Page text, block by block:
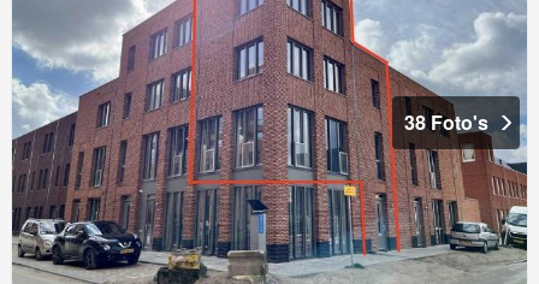
38 Foto's